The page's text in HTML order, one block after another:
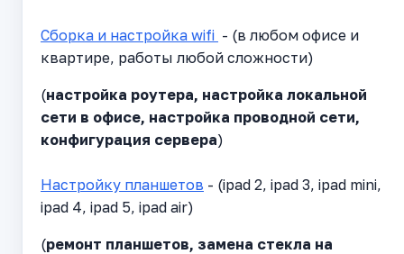
Сборка и настройка wifi - (в любом офисе и
квартире, работы любой сложности)
(настройка роутера, настройка локальной
сети в офисе, настройка проводной сети,
конфигурация сервера)
Настройку планшетов - (ipad 2, ipad 3, ipad mini,
ipad 4, ipad 5, ipad air)
(ремонт планшетов, замена стекла на